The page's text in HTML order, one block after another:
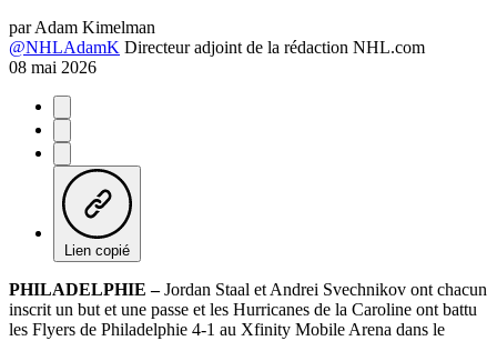
par Adam Kimelman
@NHLAdamK Directeur adjoint de la rédaction NHL.com
08 mai 2026
Lien copié
PHILADELPHIE –Jordan Staal et Andrei Svechnikov ont chacun
inscrit un but et une passe et les Hurricanes de la Caroline ont battu
les Flyers de Philadelphie 4-1 au Xfinity Mobile Arena dans le